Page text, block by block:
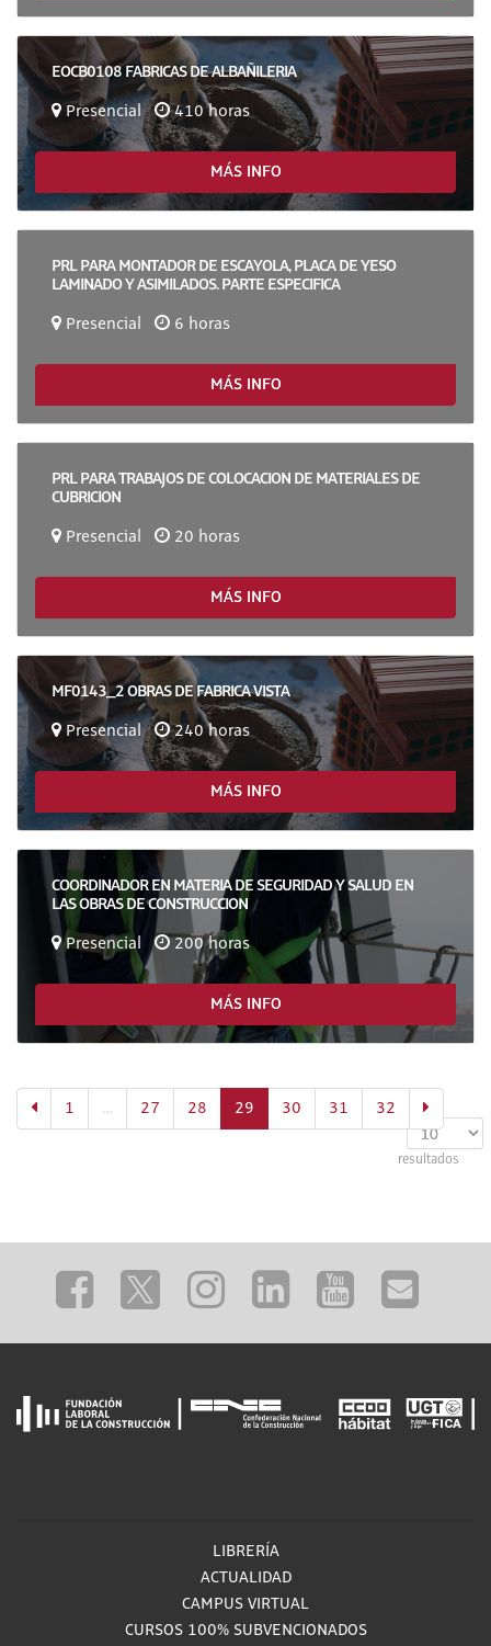
EOCB0108 FABRICAS DE ALBAÑILERIA
Presencial 410 horas
MÁS INFO
PRL PARA MONTADOR DE ESCAYOLA, PLACA DE YESO
LAMINADO Y ASIMILADOS. PARTE ESPECIFICA
Presencial 6 horas
MÁS INFO
PRL PARA TRABAJOS DE COLOCACION DE MATERIALES DE
CUBRICION
Presencial 20 horas
MÁS INFO
MF0143_2 OBRAS DE FABRICA VISTA
Presencial 240 horas
MÁS INFO
COORDINADOR EN MATERIA DE SEGURIDAD Y SALUD EN
LAS OBRAS DE CONSTRUCCION
Presencial 200 horas
MÁS INFO
Mostrar
resultados
1 … 27 28 29 (actual)
30 31 32
LIBRERÍA
ACTUALIDAD
CAMPUS VIRTUAL
CURSOS 100% SUBVENCIONADOS